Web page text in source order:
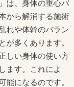
は、身体の重心バ
から解消する施術
れや体幹のバラン
が多くあります。
しい身体の使い方
ます。これによ
能になるのです。